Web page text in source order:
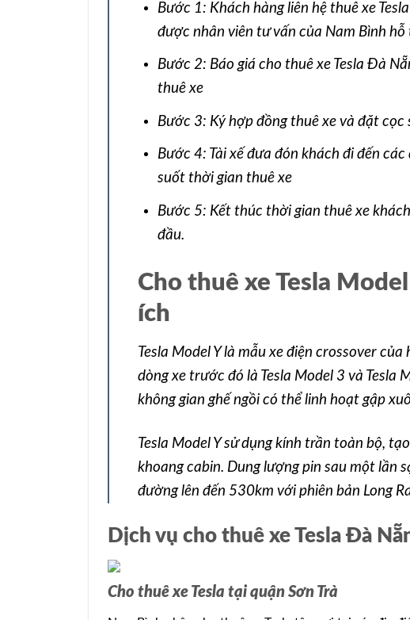
Bước 1: Khách hàng liên hệ thuê xe
được nhân viên tư vấn của Nam Bình
Bước 2: Báo giá cho thuê xe Tesla Đà
thuê xe
Bước 3: Ký hợp đồng thuê xe và đặt
Bước 4: Tài xế đưa đón khách đi đến
suốt thời gian thuê xe
Bước 5: Kết thúc thời gian thuê xe
đầu.
Cho thuê xe Tesla
ích
Tesla Model Y là mẫu xe điện crossover
dòng xe trước đó là Tesla Model 3 và Tesla
không gian ghế ngồi có thể linh hoạt gập
Tesla Model Y sử dụng kính trần toàn bộ,
khoang cabin. Dung lượng pin sau một lần
đường lên đến 530km với phiên bản Long
Dịch vụ cho thuê xe Tesla Đà
Cho thuê xe Tesla tại quận Sơn Trà